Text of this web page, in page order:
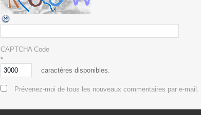
CAPTCHA Code
*
caractères disponibles.
Prévenez-moi de tous les nouveaux commentaires par e-mail.